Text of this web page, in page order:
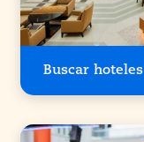
Buscar hoteles